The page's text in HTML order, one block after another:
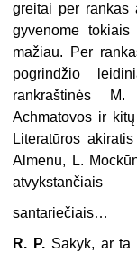
greitai per rankas
gyveno­me
mažiau. Per
pogrindžio
rankraštinės
Achmatovos ir
Literatūros
Almenu, L.
atvykstančiais
santariečiais…
R. P. Sakyk, ar ta